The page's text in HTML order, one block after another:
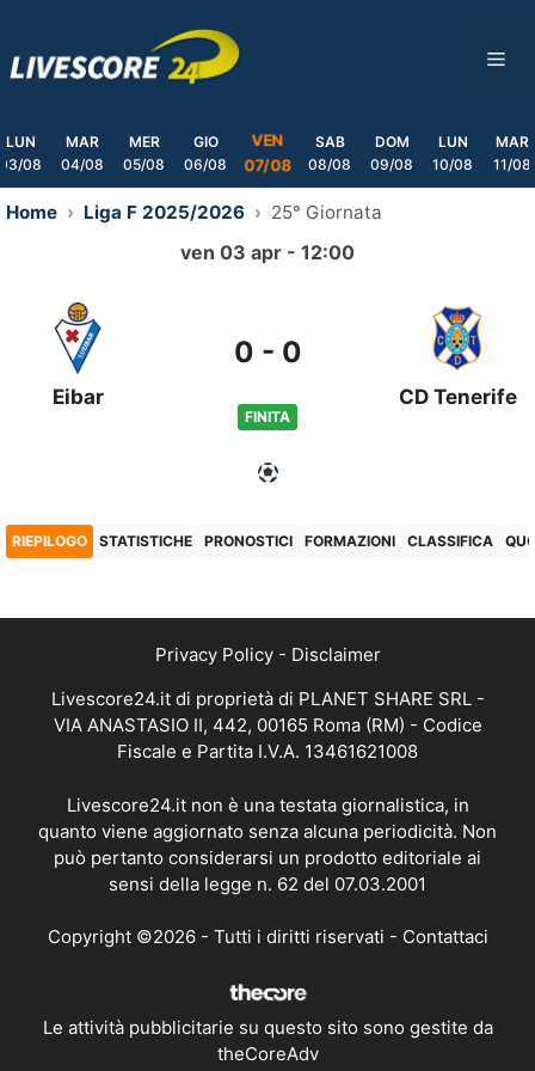
content
LUN
03/08
MAR
04/08
MER
05/08
GIO
06/08
VEN
07/08
SAB
08/08
DOM
09/08
LUN
10/08
MAR
11/08
Home Liga F 2025/2026 25° Giornata
ven 03 apr - 12:00
Eibar
0 - 0
FINITA
CD Tenerife
RIEPILOGO STATISTICHE PRONOSTICI FORMAZIONI CLASSIFICA
Privacy Policy- Disclaimer
Livescore24.it di proprietà di PLANET SHARE SRL -
VIA ANASTASIO II, 442, 00165 Roma (RM) - Codice
Fiscale e Partita I.V.A. 13461621008
Livescore24.it non è una testata giornalistica, in
quanto viene aggiornato senza alcuna periodicità. Non
può pertanto considerarsi un prodotto editoriale ai
sensi della legge n. 62 del 07.03.2001
Copyright ©2026 - Tutti i diritti riservati - Contattaci
Le attività pubblicitarie su questo sito sono gestite da
theCoreAdv